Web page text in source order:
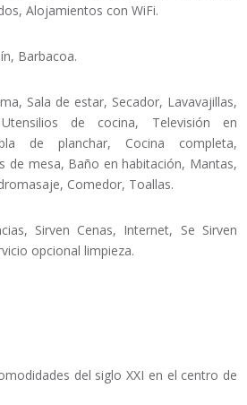
Alojamientos con WiFi.
Barbacoa.
Sala de estar, Secador, Lavavajillas,
de cocina, Televisión en
de planchar, Cocina completa,
de mesa, Baño en habitación, Mantas,
Comedor, Toallas.
Sirven Cenas, Internet, Se Sirven
opcional limpieza.
del siglo XXI en el centro de